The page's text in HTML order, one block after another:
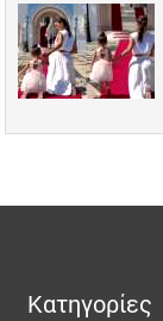
Κατηγορίες